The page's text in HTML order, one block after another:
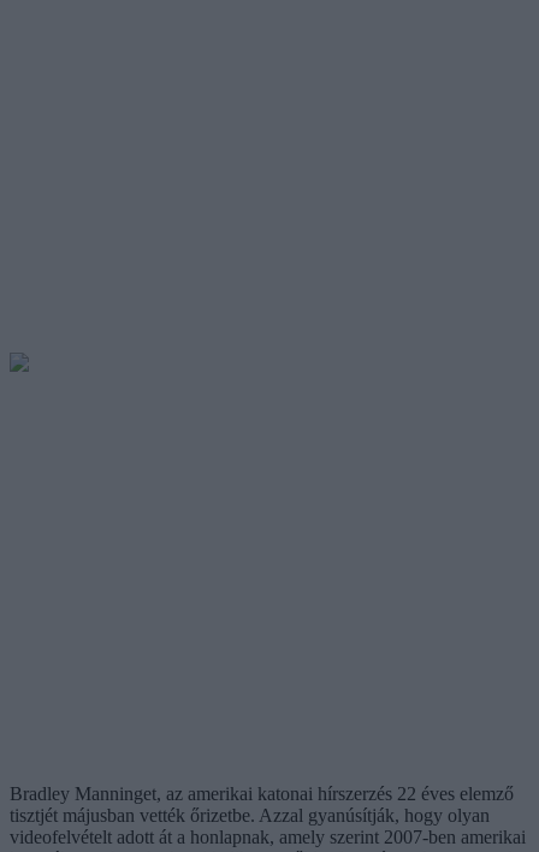
Bradley Manninget, az amerikai katonai hírszerzés 22 éves elemző
tisztjét májusban vették őrizetbe. Azzal gyanúsítják, hogy olyan
videofelvételt adott át a honlapnak, amely szerint 2007-ben amerikai